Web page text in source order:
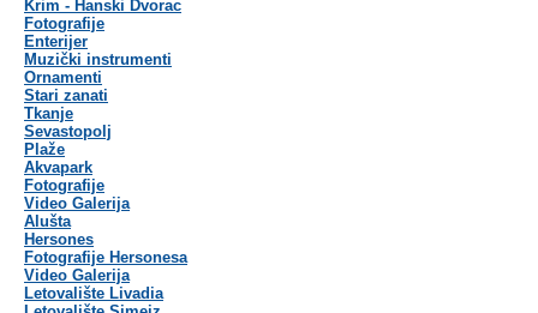
Krim - Hanski Dvorac
Fotografije
Enterijer
Muzički instrumenti
Ornamenti
Stari zanati
Tkanje
Sevastopolj
Plaže
Akvapark
Fotografije
Video Galerija
Alušta
Hersones
Fotografije Hersonesa
Video Galerija
Letovalište Livadia